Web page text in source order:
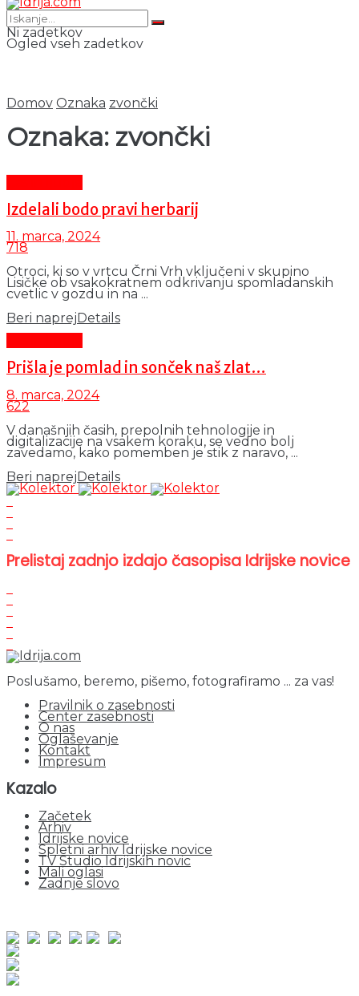
Ni zadetkov
Ogled vseh zadetkov
Domov Oznaka zvončki
Oznaka: zvončki
Izdelali bodo pravi herbarij
11. marca, 2024
718
Otroci, ki so v vrtcu Črni Vrh vključeni v skupino
Lisičke ob vsakokratnem odkrivanju spomladanskih
cvetlic v gozdu in na ...
Beri naprej Details
Prišla je pomlad in sonček naš zlat…
8. marca, 2024
622
V današnjih časih, prepolnih tehnologije in
digitalizacije na vsakem koraku, se vedno bolj
zavedamo, kako pomemben je stik z naravo, ...
Beri naprejDetails
Prelistaj zadnjo izdajo časopisa Idrijske novice
Poslušamo, beremo, pišemo, fotografiramo ... za vas!
Pravilnik o zasebnosti
Center zasebnosti
O nas
Oglaševanje
Kontakt
Impresum
Kazalo
Začetek
Arhiv
Idrijske novice
Spletni arhiv Idrijske novice
TV Studio Idrijskih novic
Mali oglasi
Zadnje slovo